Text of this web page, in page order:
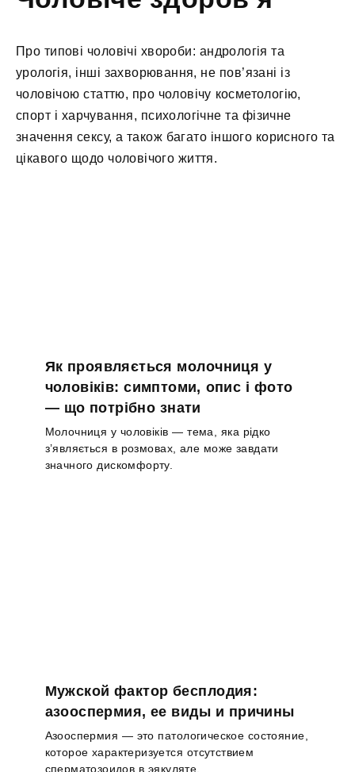
Про типові чоловічі хвороби: андрологія та
урологія, інші захворювання, не пов’язані із
чоловічою статтю, про чоловічу косметологію,
спорт і харчування, психологічне та фізичне
значення сексу, а також багато іншого корисного та
цікавого щодо чоловічого життя.
Як проявляється молочниця у
чоловіків: симптоми, опис і фото
— що потрібно знати
Молочниця у чоловіків — тема, яка рідко
з’являється в розмовах, але може завдати
значного дискомфорту.
Мужской фактор бесплодия:
азооспермия, ее виды и причины
Азооспермия — это патологическое состояние,
которое характеризуется отсутствием
сперматозоидов в эякуляте.